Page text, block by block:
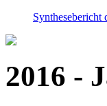
Synthesebericht
2016 -